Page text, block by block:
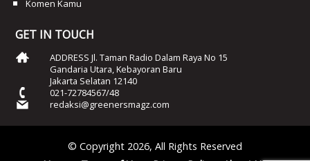
Komen Kamu
GET IN TOUCH
ADDRESS Jl. Taman Radio Dalam Raya No 15
Gandaria Utara, Kebayoran Baru
Jakarta Selatan 12140
021-72784567/48
redaksi@greenersmagz.com
© Copyright 2026, All Rights Reserved